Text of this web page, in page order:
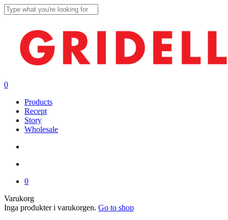
Skip
to
content
search
account
0
Products
Recept
Story
Wholesale
0
VarukorgClose
Cart
Inga produkter i varukorgen. Go to shop